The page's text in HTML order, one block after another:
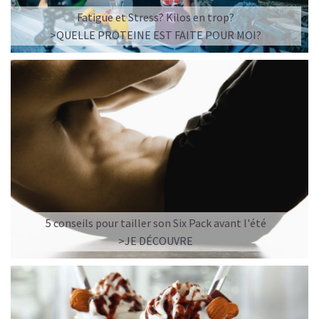
☕ LATTE MACCHIATO GLACÉ
Fatigue et Stress? Kilos en trop?
>QUELLE PROTEINE EST FAITE POUR MOI?
5 conseils pour tailler son Six Pack avant l'été
>JE DÉCOUVRE